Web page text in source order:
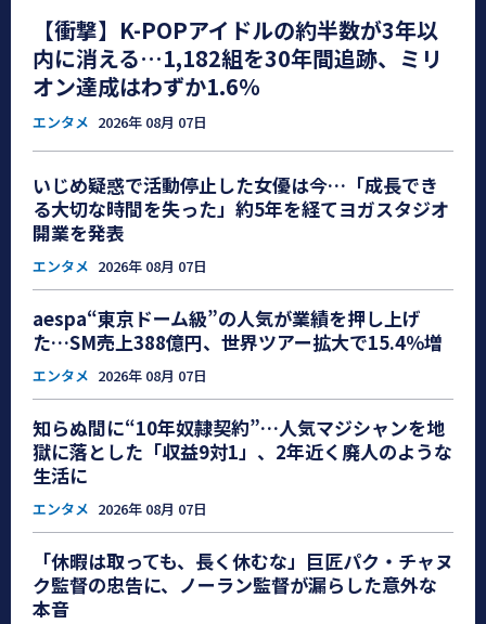
【衝撃】K-POPアイドルの約半数が3年以
内に消える…1,182組を30年間追跡、ミリ
オン達成はわずか1.6％
エンタメ 2026年 08月 07日
いじめ疑惑で活動停止した女優は今…「成長でき
る大切な時間を失った」約5年を経てヨガスタジオ
開業を発表
エンタメ 2026年 08月 07日
aespa“東京ドーム級”の人気が業績を押し上げ
た…SM売上388億円、世界ツアー拡大で15.4％増
エンタメ 2026年 08月 07日
知らぬ間に“10年奴隷契約”…人気マジシャンを地
獄に落とした「収益9対1」、2年近く廃人のような
生活に
エンタメ 2026年 08月 07日
「休暇は取っても、長く休むな」巨匠パク・チャヌ
ク監督の忠告に、ノーラン監督が漏らした意外な
本音